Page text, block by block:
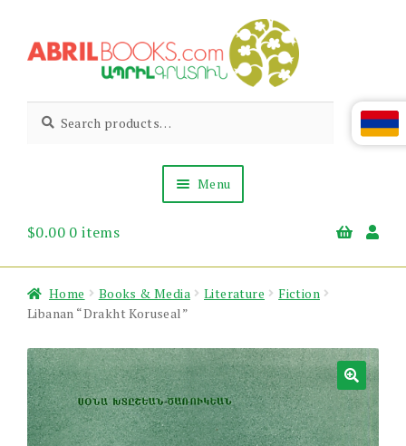
to
to
Abril
Books
Living
Armenian
for:
Menu
About Us
News & Events
$0.00 0 items
Home Books & Media Literature
Fiction
Libanan “Drakht Koruseal”